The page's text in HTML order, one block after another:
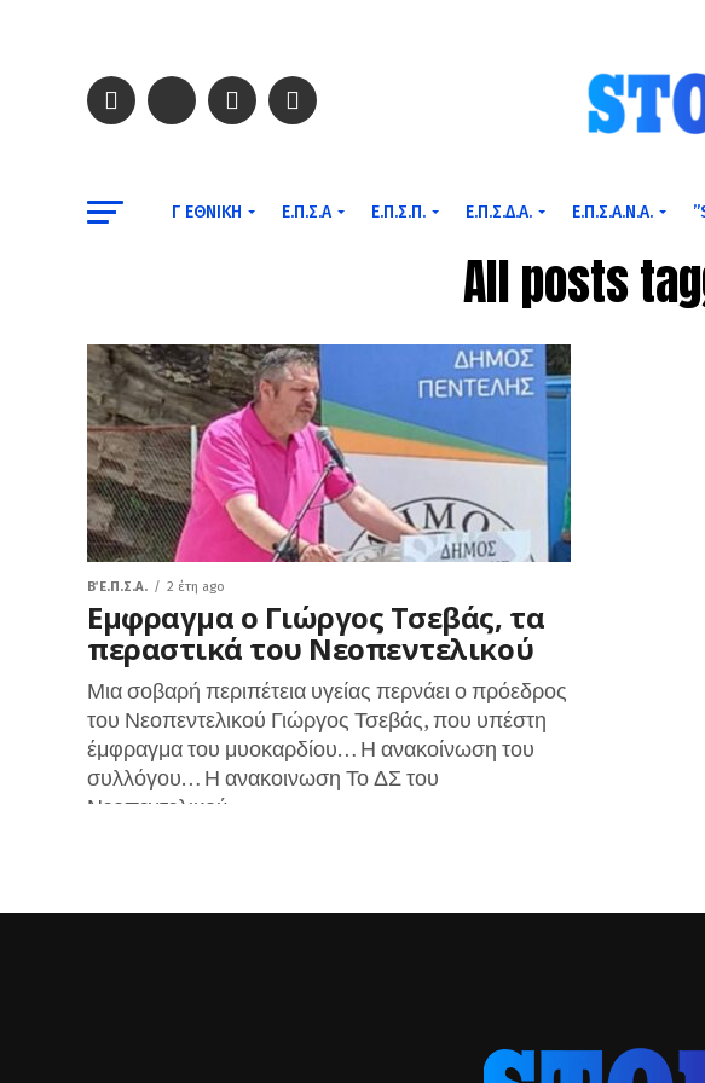
Γ ΕΘΝΙΚΉ Ε.Π.Σ.Α Ε.Π.Σ.Π. Ε.Π.Σ.Δ.Α. Ε.Π.Σ.Α.Ν.Α.
All posts
Β΄ Ε.Π.Σ.Α. 2 έτη ago
Εμφραγμα ο Γιώργος Τσεβάς, τα
περαστικά του Νεοπεντελικού
Μια σοβαρή περιπέτεια υγείας περνάει ο πρόεδρος
του Νεοπεντελικού Γιώργος Τσεβάς, που υπέστη
έμφραγμα του μυοκαρδίου… Η ανακοίνωση του
συλλόγου… Η ανακοινωση Το ΔΣ του
Νεοπεντελικού...